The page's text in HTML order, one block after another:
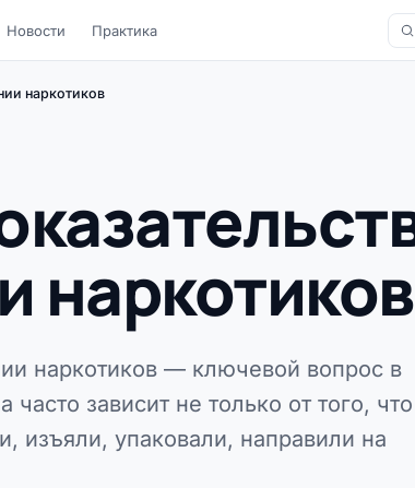
Новости Практика
наркотиков
наркотиков
наркотиков — ключевой вопрос в
зависит не только от того, что
изъяли, упаковали, направили на